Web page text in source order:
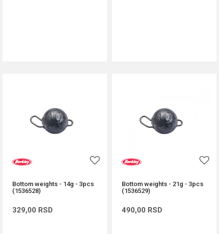
Bottom weights - 14g - 3pcs
(1536528)
329,00 RSD
Bottom weights - 21g - 3pcs
(1536529)
490,00 RSD